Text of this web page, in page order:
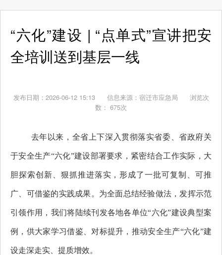
“六化”建设 | “点单式”宣讲把安
全培训送到基层一线
发布日期：2026-06-12 15:13 信息来源： 宿迁市应急局
浏览次
数： 675次
去年以来，全省上下深入贯彻落实省委、省政府关
于安全生产“六化”建设部署要求，紧密结合工作实际，大
胆探索创新、狠抓推进落实，形成了一批可复制、可推
广、可借鉴的实践成果。为全面总结经验做法，发挥示范
引领作用，我们将陆续刊发各地各单位“六化”建设典型案
例，供大家学习借鉴、对标提升，推动安全生产“六化”建
设走深走实、提质增效。